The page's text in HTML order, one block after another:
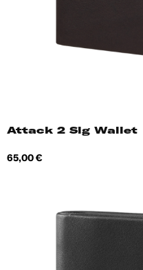
Attack 2 Slg Wallet
Hind
65,00 €